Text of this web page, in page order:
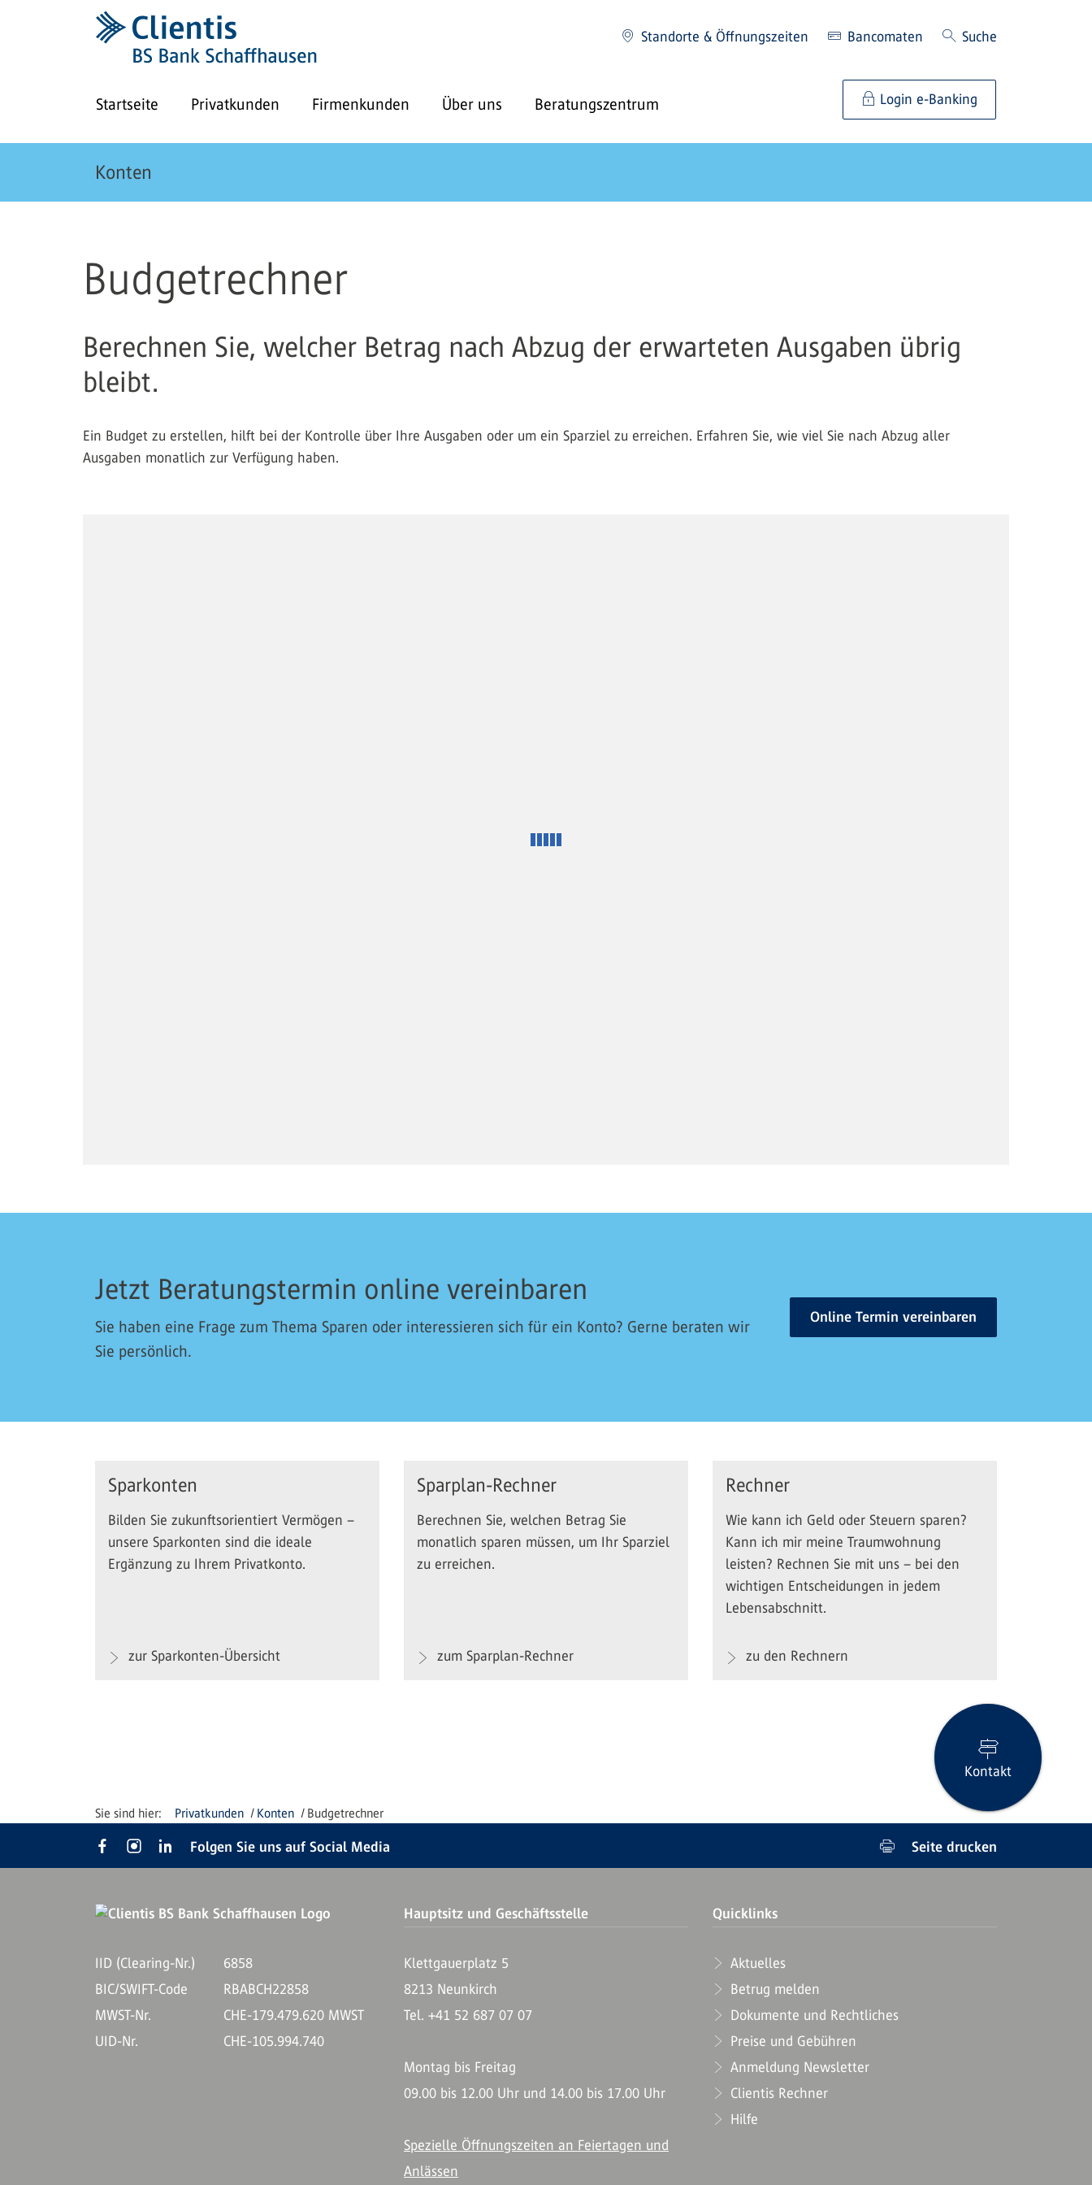
Standorte & Öffnungszeiten Bancomaten Suche
Startseite Privatkunden Firmenkunden Über uns Beratungszentrum Login e-Banking
Konten
Budgetrechner
Berechnen Sie, welcher Betrag nach Abzug der erwarteten Ausgaben übrig
bleibt.
Ein Budget zu erstellen, hilft bei der Kontrolle über Ihre Ausgaben oder um ein Sparziel zu erreichen. Erfahren Sie, wie viel Sie nach Abzug aller
Ausgaben monatlich zur Verfügung haben.
Jetzt Beratungstermin online vereinbaren
Sie haben eine Frage zum Thema Sparen oder interessieren sich für ein Konto? Gerne beraten wir
Sie persönlich.
Online Termin vereinbaren
Sparkonten
Bilden Sie zukunftsorientiert Vermögen –
unsere Sparkonten sind die ideale
Ergänzung zu Ihrem Privatkonto.
zur Sparkonten-Übersicht
Sparplan-Rechner
Berechnen Sie, welchen Betrag Sie
monatlich sparen müssen, um Ihr Sparziel
zu erreichen.
zum Sparplan-Rechner
Rechner
Wie kann ich Geld oder Steuern sparen?
Kann ich mir meine Traumwohnung
leisten? Rechnen Sie mit uns – bei den
wichtigen Entscheidungen in jedem
Lebensabschnitt.
zu den Rechnern
Privatkunden Konten Budgetrechner
Kontakt
Folgen Sie uns auf Social Media Seite drucken
Hauptsitz und Geschäftsstelle Quicklinks
IID (Clearing-Nr.)
6858
BIC/SWIFT-Code
RBABCH22858
MWST-Nr.
CHE-179.479.620 MWST
UID-Nr.
CHE-105.994.740
Klettgauerplatz 5
8213 Neunkirch
Tel. +41 52 687 07 07
Montag bis Freitag
09.00 bis 12.00 Uhr und 14.00 bis 17.00 Uhr
Spezielle Öffnungszeiten an Feiertagen und
Anlässen
Aktuelles
Betrug melden
Dokumente und Rechtliches
Preise und Gebühren
Anmeldung Newsletter
Clientis Rechner
Hilfe